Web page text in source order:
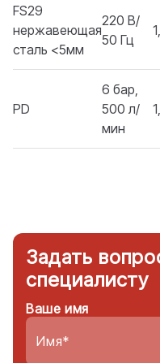
FS29
нержавеющая
сталь <5мм
220 В/
50 Гц
PD
6 бар,
500 л/
мин
Задать
специалисту
Ваше имя